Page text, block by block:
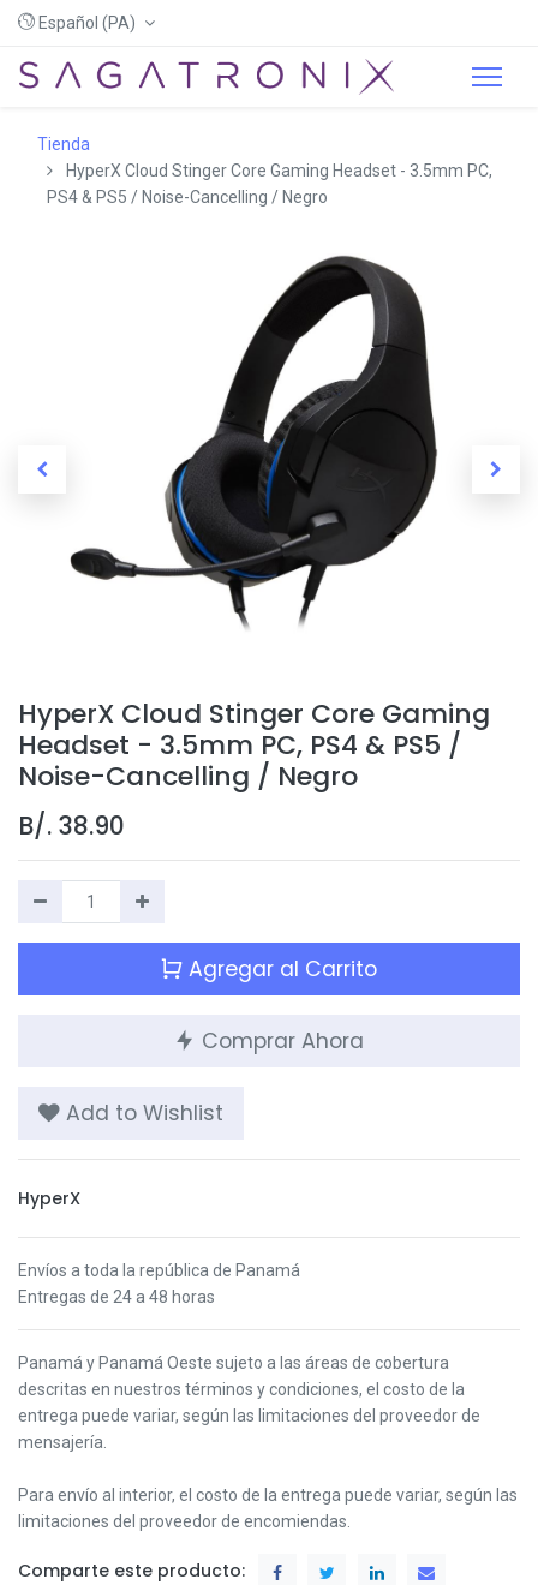
Español (PA)
Tienda
HyperX Cloud Stinger Core Gaming Headset - 3.5mm PC,
PS4 & PS5 / Noise-Cancelling / Negro
HyperX Cloud Stinger Core Gaming
Headset - 3.5mm PC, PS4 & PS5 /
Noise-Cancelling / Negro
B/. 38.90
Agregar al Carrito
Comprar Ahora
Add to Wishlist
HyperX
Envíos a toda la república de Panamá
Entregas de 24 a 48 horas
Panamá y Panamá Oeste sujeto a las áreas de cobertura
descritas en nuestros términos y condiciones, el costo de la
entrega puede variar, según las limitaciones del proveedor de
mensajería.
Para envío al interior, el costo de la entrega puede variar, según las
limitaciones del proveedor de encomiendas.
Comparte este producto: